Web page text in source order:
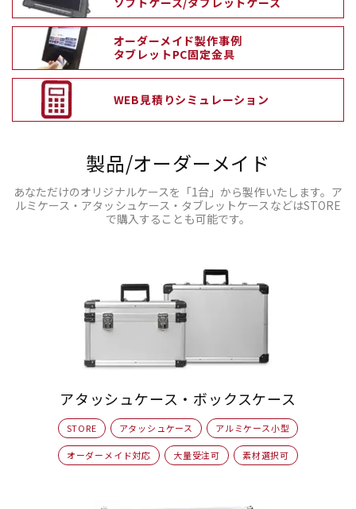
オーダーメイド製作事例
タブレットPC固定金具
WEB見積りシミュレーション
製品/オーダーメイド
あなただけのオリジナルケースを「1台」から製作いたします。 ア
ルミケース・アタッシュケース・タブレットケースなどはSTORE
で購入することも可能です。
アタッシュケース・ボックスケース
STORE アタッシュケース アルミケース小型
オーダーメイド対応 大量受注可 素材選択可